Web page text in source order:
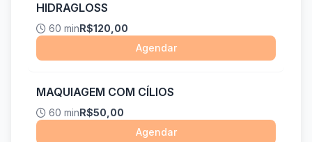
HIDRAGLOSS
60 minR$120,00
Agendar
MAQUIAGEM COM CÍLIOS
60 minR$50,00
Agendar